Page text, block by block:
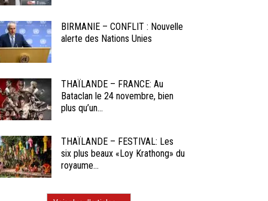
BIRMANIE – CONFLIT : Nouvelle
alerte des Nations Unies
THAÏLANDE – FRANCE: Au
Bataclan le 24 novembre, bien
plus qu’un...
THAÏLANDE – FESTIVAL: Les
six plus beaux «Loy Krathong» du
royaume...